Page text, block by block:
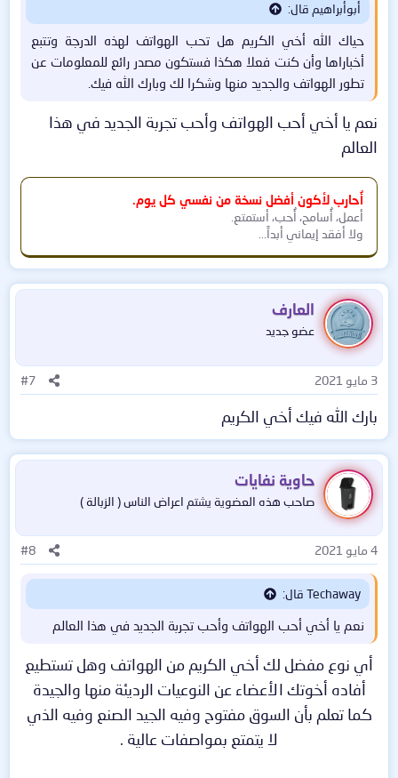
أبوأبراهيم قال:
حياك الله أخي الكريم هل تحب الهواتف لهذه الدرجة وتتبع
أخباراها وأن كنت فعلا هكذا فستكون مصدر رائع للمعلومات عن
تطور الهواتف والجديد منها وشكرا لك وبارك الله فيك.​
نعم يا أخي أحب الهواتف وأحب تجربة الجديد في هذا
العالم
أُحارب لأكون أفضل نسخة من نفسي كل يوم.
أعمل، أُسامح، أُحب، أستمتع.
ولا أفقد إيماني أبداً...
العارف
عضو جديد
3 مايو 2021 #7
بارك الله فيك أخي الكريم
حاوية نفايات
صاحب هذه العضوية يشتم اعراض الناس ( الزبالة )
4 مايو 2021 #8
Techaway قال:
نعم يا أخي أحب الهواتف وأحب تجربة الجديد في هذا العالم
أي نوع مفضل لك أخي الكريم من الهواتف وهل تستطيع
أفاده أخوتك الأعضاء عن النوعيات الرديئة منها والجيدة
كما تعلم بأن السوق مفتوح وفيه الجيد الصنع وفيه الذي
لا يتمتع بمواصفات عالية .